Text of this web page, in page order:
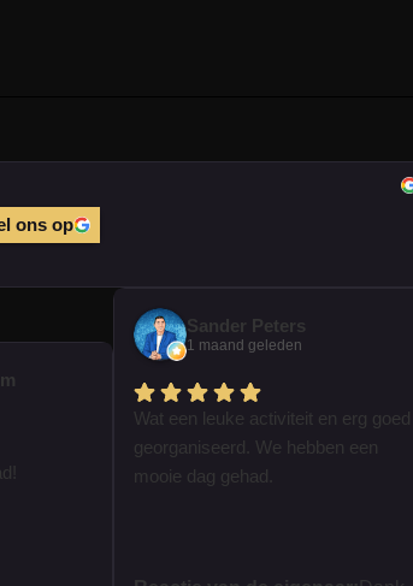
ons op
Sander Peters
1 maand geleden
Wat een leuke activiteit en erg goed
georganiseerd. We hebben een
mooie dag gehad.